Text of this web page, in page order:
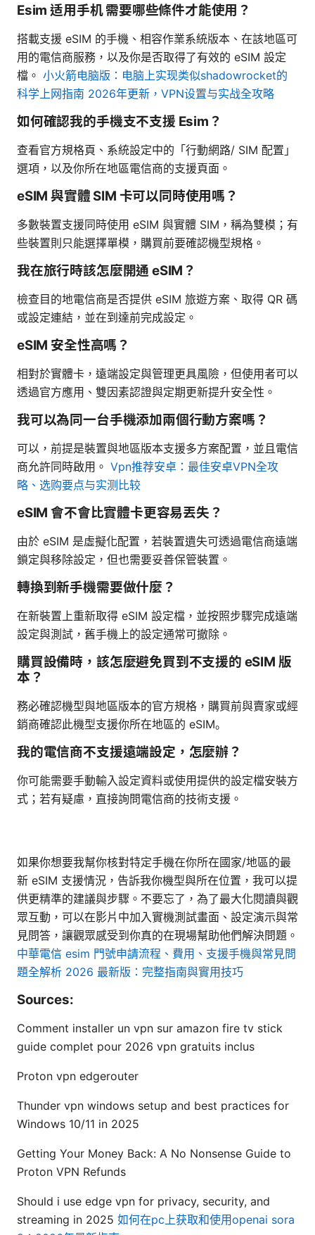
Esim 适用手机 需要哪些條件才能使用？
搭載支援 eSIM 的手機、相容作業系統版本、在該地區可
用的電信商服務，以及你是否取得了有效的 eSIM 設定
檔。 小火箭电脑版：电脑上实现类似shadowrocket的
科学上网指南 2026年更新，VPN设置与实战全攻略
如何確認我的手機支不支援 Esim？
查看官方規格頁、系統設定中的「行動網路/ SIM 配置」
選項，以及你所在地區電信商的支援頁面。
eSIM 與實體 SIM 卡可以同時使用嗎？
多數裝置支援同時使用 eSIM 與實體 SIM，稱為雙模；有
些裝置則只能選擇單模，購買前要確認機型規格。
我在旅行時該怎麼開通 eSIM？
檢查目的地電信商是否提供 eSIM 旅遊方案、取得 QR 碼
或設定連結，並在到達前完成設定。
eSIM 安全性高嗎？
相對於實體卡，遠端設定與管理更具風險，但使用者可以
透過官方應用、雙因素認證與定期更新提升安全性。
我可以為同一台手機添加兩個行動方案嗎？
可以，前提是裝置與地區版本支援多方案配置，並且電信
商允許同時啟用。 Vpn推荐安卓：最佳安卓VPN全攻
略、选购要点与实测比较
eSIM 會不會比實體卡更容易丟失？
由於 eSIM 是虛擬化配置，若裝置遺失可透過電信商遠端
鎖定與移除設定，但也需要妥善保管裝置。
轉換到新手機需要做什麼？
在新裝置上重新取得 eSIM 設定檔，並按照步驟完成遠端
設定與測試，舊手機上的設定通常可撤除。
購買設備時，該怎麼避免買到不支援的 eSIM 版
本？
務必確認機型與地區版本的官方規格，購買前與賣家或經
銷商確認此機型支援你所在地區的 eSIM。
我的電信商不支援遠端設定，怎麼辦？
你可能需要手動輸入設定資料或使用提供的設定檔安裝方
式；若有疑慮，直接詢問電信商的技術支援。
如果你想要我幫你核對特定手機在你所在國家/地區的最
新 eSIM 支援情況，告訴我你機型與所在位置，我可以提
供更精準的建議與步驟。不要忘了，為了最大化閱讀與觀
眾互動，可以在影片中加入實機測試畫面、設定演示與常
見問答，讓觀眾感受到你真的在現場幫助他們解決問題。
中華電信 esim 門號申請流程、費用、支援手機與常見問
題全解析 2026 最新版：完整指南與實用技巧
Sources:
Comment installer un vpn sur amazon fire tv stick
guide complet pour 2026 vpn gratuits inclus
Proton vpn edgerouter
Thunder vpn windows setup and best practices for
Windows 10/11 in 2025
Getting Your Money Back: A No Nonsense Guide to
Proton VPN Refunds
Should i use edge vpn for privacy, security, and
streaming in 2025 如何在pc上获取和使用openai sora